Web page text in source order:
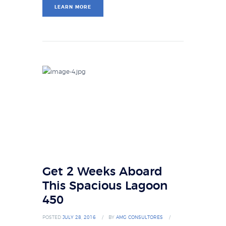
LEARN MORE
Get 2 Weeks Aboard
This Spacious Lagoon
450
POSTED JULY 28, 2016 BY AMG CONSULTORES